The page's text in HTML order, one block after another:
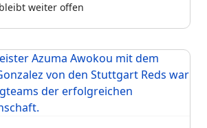
weiter offen